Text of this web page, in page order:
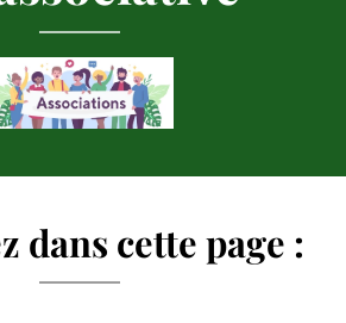
dans cette page :